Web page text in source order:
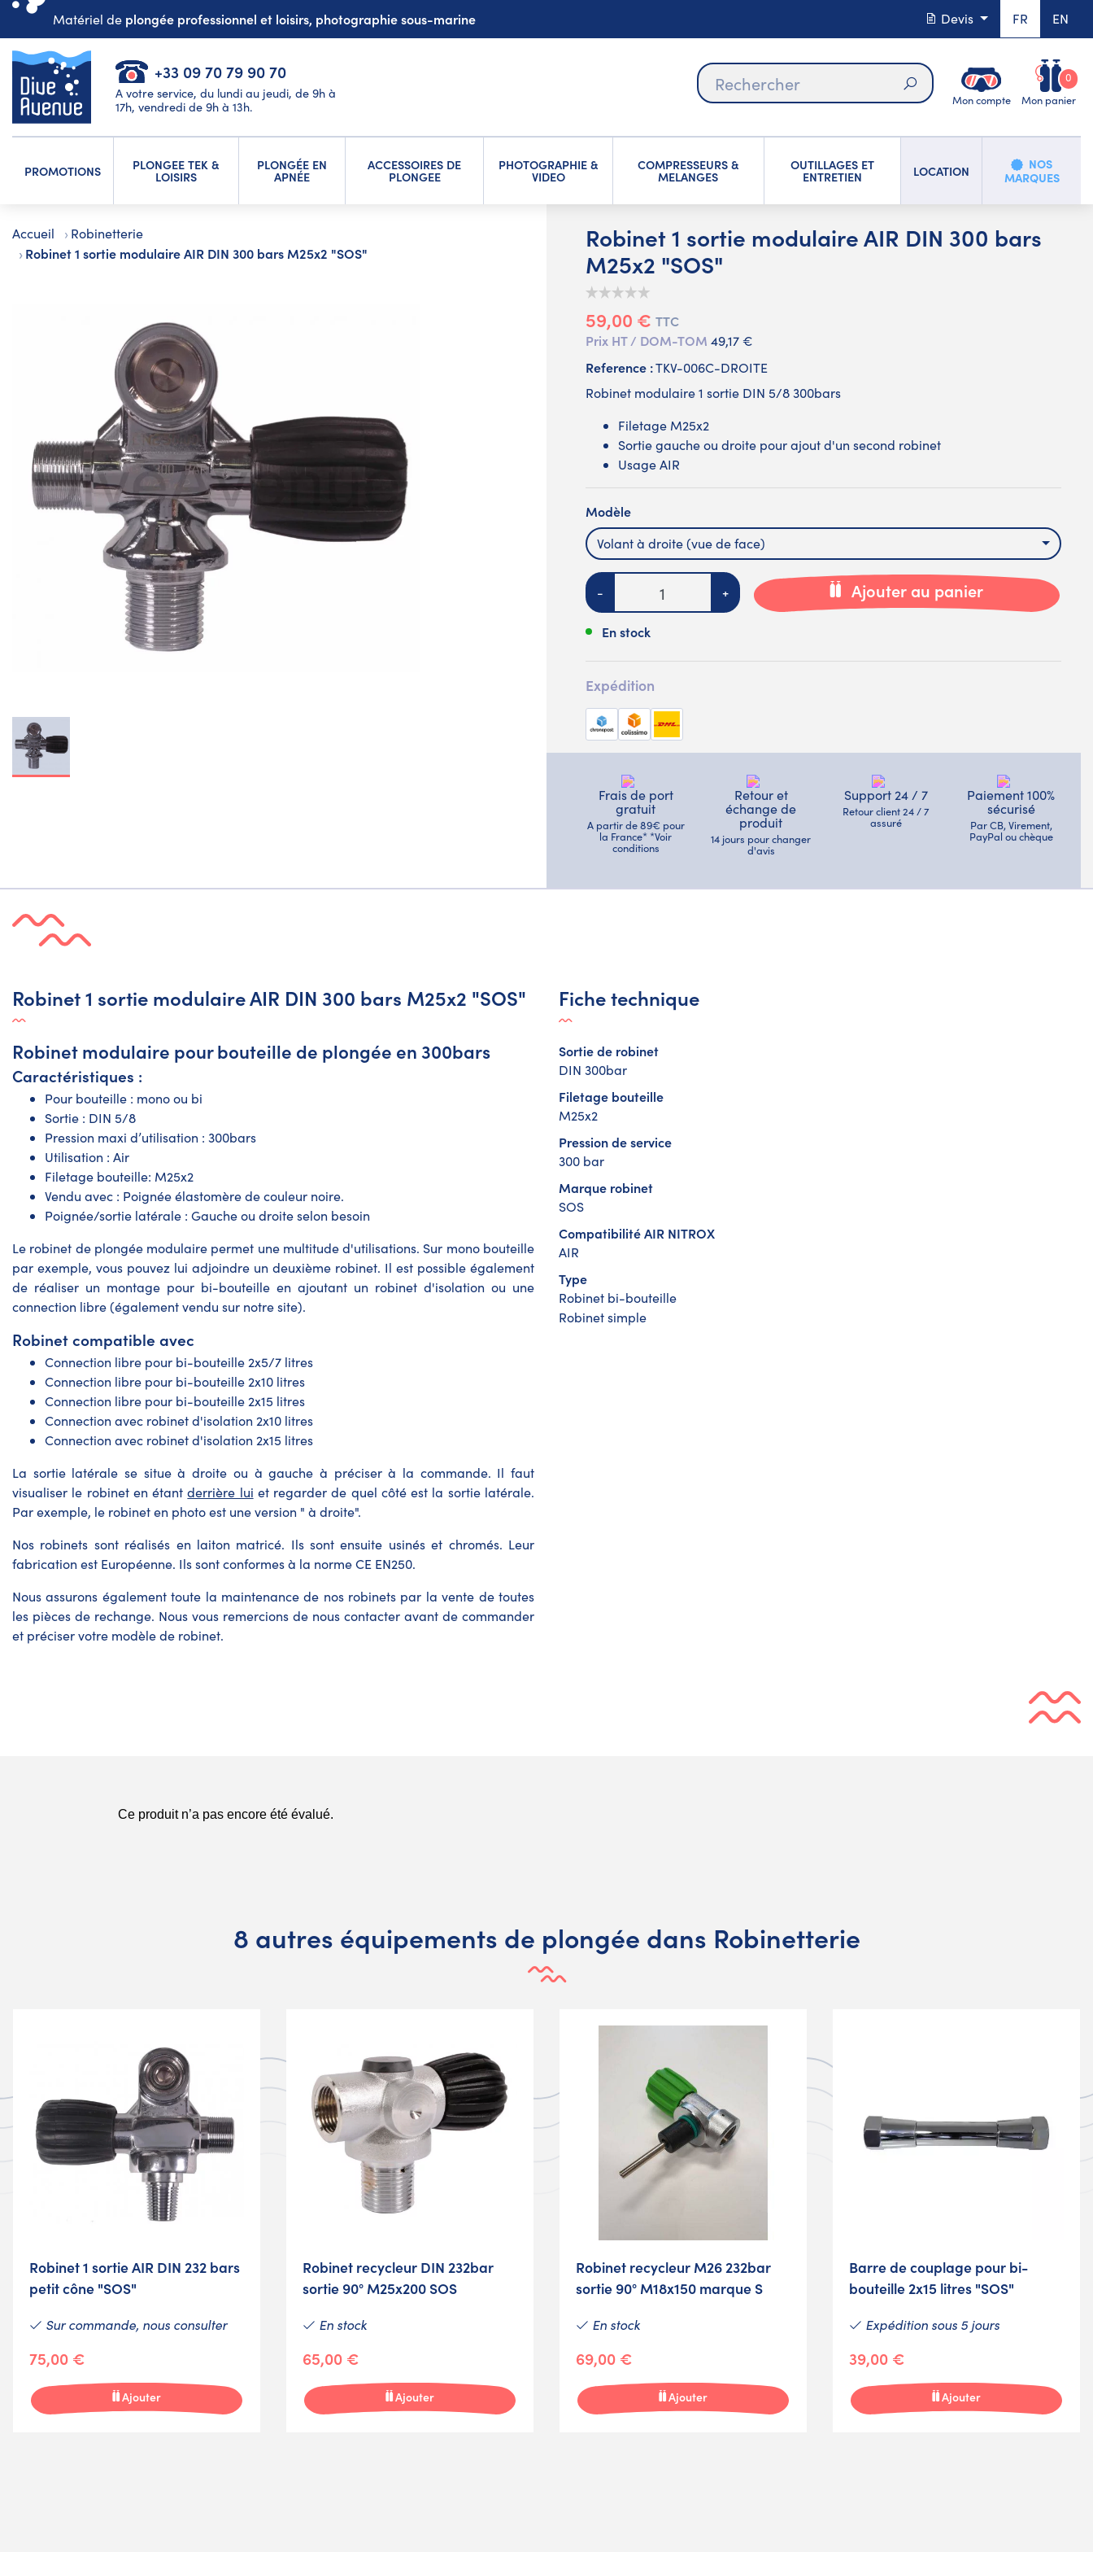
Matériel de plongée professionnel et loisirs, photographie sous-marine Devis FR EN
+33 09 70 79 90 70
A votre service, du lundi au jeudi, de 9h à
17h, vendredi de 9h à 13h.
Rechercher
Mon compte Mon panier
0
PROMOTIONS PLONGEE TEK &
LOISIRS
PLONGÉE EN
APNÉE
ACCESSOIRES DE
PLONGEE
PHOTOGRAPHIE &
VIDEO
COMPRESSEURS &
MELANGES
OUTILLAGES ET
ENTRETIEN LOCATION
NOS
MARQUES
Accueil Robinetterie
Robinet 1 sortie modulaire AIR DIN 300 bars M25x2 "SOS"
Robinet 1 sortie modulaire AIR DIN 300 bars
M25x2 "SOS"
59,00 € TTC
Prix HT / DOM-TOM 49,17 €
Reference :TKV-006C-DROITE
Robinet modulaire 1 sortie DIN 5/8 300bars
Filetage M25x2
Sortie gauche ou droite pour ajout d'un second robinet
Usage AIR
Modèle
Volant à droite (vue de face)
Quantité
- + Ajouter au panier
En stock
Expédition
Frais de port
gratuit
A partir de 89€ pour
la France* *Voir
conditions
Retour et
échange de
produit
14 jours pour changer
d'avis
Support 24 / 7
Retour client 24 / 7
assuré
Paiement 100%
sécurisé
Par CB, Virement,
PayPal ou chèque
Robinet 1 sortie modulaire AIR DIN 300 bars M25x2 "SOS"
Robinet modulaire pour bouteille de plongée en 300bars
Caractéristiques :
Pour bouteille : mono ou bi
Sortie : DIN 5/8
Pression maxi d’utilisation : 300bars
Utilisation : Air
Filetage bouteille: M25x2
Vendu avec : Poignée élastomère de couleur noire.
Poignée/sortie latérale : Gauche ou droite selon besoin
Le robinet de plongée modulaire permet une multitude d'utilisations. Sur mono bouteille
par exemple, vous pouvez lui adjoindre un deuxième robinet. Il est possible également
de réaliser un montage pour bi-bouteille en ajoutant un robinet d'isolation ou une
connection libre (également vendu sur notre site).
Robinet compatible avec
Connection libre pour bi-bouteille 2x5/7 litres
Connection libre pour bi-bouteille 2x10 litres
Connection libre pour bi-bouteille 2x15 litres
Connection avec robinet d'isolation 2x10 litres
Connection avec robinet d'isolation 2x15 litres
La sortie latérale se situe à droite ou à gauche à préciser à la commande. Il faut
visualiser le robinet en étantderrière lui et regarder de quel côté est la sortie latérale.
Par exemple, le robinet en photo est une version " à droite".
Nos robinets sont réalisés en laiton matricé. Ils sont ensuite usinés et chromés. Leur
fabrication est Européenne. Ils sont conformes à la norme CE EN250.
Nous assurons également toute la maintenance de nos robinets par la vente de toutes
les pièces de rechange. Nous vous remercions de nous contacter avant de commander
et préciser votre modèle de robinet.
Fiche technique
Sortie de robinet
DIN 300bar
Filetage bouteille
M25x2
Pression de service
300 bar
Marque robinet
SOS
Compatibilité AIR NITROX
AIR
Type
Robinet bi-bouteille
Robinet simple
8 autres équipements de plongée dans Robinetterie
Robinet 1 sortie AIR DIN 232 bars
petit cône "SOS"
Sur commande, nous consulter
75,00 €
Ajouter
Robinet recycleur DIN 232bar
sortie 90° M25x200 SOS
En stock
65,00 €
Ajouter
Robinet recycleur M26 232bar
sortie 90° M18x150 marque S
En stock
69,00 €
Ajouter
Barre de couplage pour bi-
bouteille 2x15 litres "SOS"
Expédition sous 5 jours
39,00 €
Ajouter